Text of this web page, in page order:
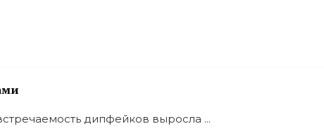
дипфейков выросла ...